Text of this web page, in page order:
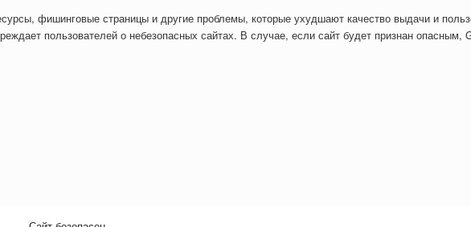
фишинговые страницы и другие проблемы, которые ухудшают качество выдачи и
пользователей о небезопасных сайтах. В случае, если сайт будет признан опасным,